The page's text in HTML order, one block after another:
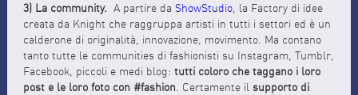
3) La community. A partire da ShowStudio, la Factory di idee
creata da Knight che raggruppa artisti in tutti i settori ed è un
calderone di originalità, innovazione, movimento. Ma contano
tanto tutte le communities di fashionisti su Instagram, Tumblr,
Facebook, piccoli e medi blog: tutti coloro che taggano i loro
post e le loro foto con #fashion. Certamente il supporto di